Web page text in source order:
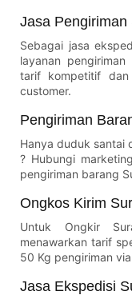
Jasa
Sebagai jasa
layanan
tarif kompetitif dan
customer.
Pengiriman
Hanya duduk santai
? Hubungi
pengiriman barang
Ongkos Kirim
Untuk Ongkir
menawarkan tarif
50 Kg pengiriman
Jasa Ekspedisi